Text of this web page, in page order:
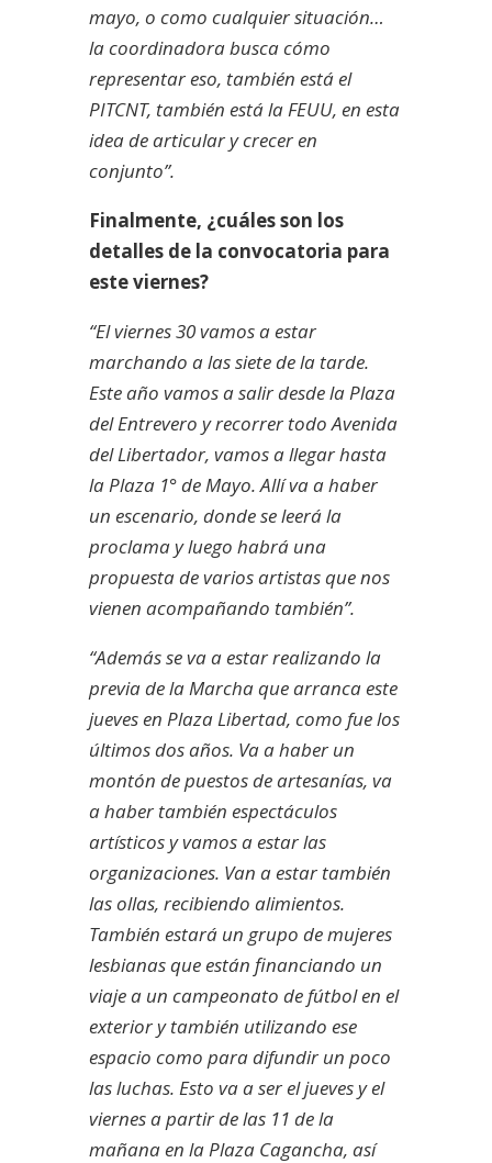
mayo, o como cualquier situación…
la coordinadora busca cómo
representar eso, también está el
PITCNT, también está la FEUU, en esta
idea de articular y crecer en
conjunto”.
Finalmente, ¿cuáles son los
detalles de la convocatoria para
este viernes?
“El viernes 30 vamos a estar
marchando a las siete de la tarde.
Este año vamos a salir desde la Plaza
del Entrevero y recorrer todo Avenida
del Libertador, vamos a llegar hasta
la Plaza 1° de Mayo. Allí va a haber
un escenario, donde se leerá la
proclama y luego habrá una
propuesta de varios artistas que nos
vienen acompañando también”.
“Además se va a estar realizando la
previa de la Marcha que arranca este
jueves en Plaza Libertad, como fue los
últimos dos años. Va a haber un
montón de puestos de artesanías, va
a haber también espectáculos
artísticos y vamos a estar las
organizaciones. Van a estar también
las ollas, recibiendo alimientos.
También estará un grupo de mujeres
lesbianas que están financiando un
viaje a un campeonato de fútbol en el
exterior y también utilizando ese
espacio como para difundir un poco
las luchas. Esto va a ser el jueves y el
viernes a partir de las 11 de la
mañana en la Plaza Cagancha, así